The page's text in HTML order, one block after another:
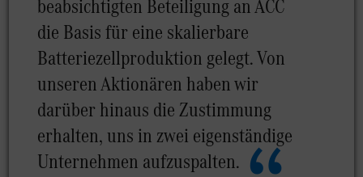
beabsichtigten Beteiligung an ACC
die Basis für eine skalierbare
Batteriezellproduktion gelegt. Von
unseren Aktionären haben wir
darüber hinaus die Zustimmung
erhalten, uns in zwei eigenständige
Unternehmen aufzuspalten.